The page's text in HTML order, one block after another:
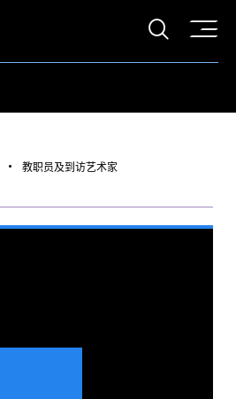
打开
教职员及到访艺术家